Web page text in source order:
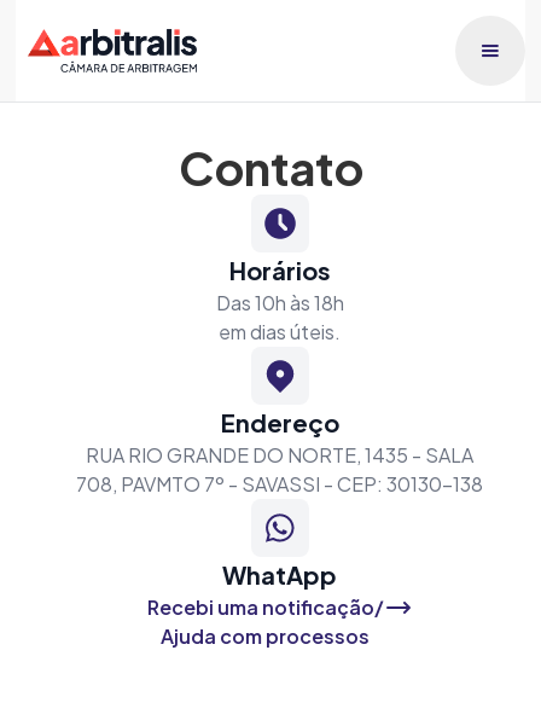
Contato
Horários
Das 10h às 18h
em dias úteis.
Endereço
RUA RIO GRANDE DO NORTE, 1435 - SALA
708, PAVMTO 7º - SAVASSI - CEP: 30130-138
WhatApp
Recebi uma notificação/
Ajuda com processos